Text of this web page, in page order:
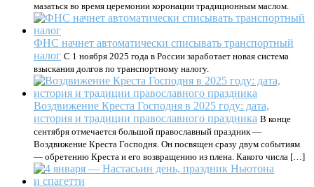
мазаться во время церемонии коронации традиционным маслом.
ФНС начнет автоматически списывать транспортный
налог С 1 ноября 2025 года в России заработает новая система
взыскания долгов по транспортному налогу.
Воздвижение Креста Господня в 2025 году: дата,
история и традиции православного праздника В конце
сентября отмечается большой православный праздник —
Воздвижение Креста Господня. Он посвящен сразу двум событиям
— обретению Креста и его возвращению из плена. Какого числа […]